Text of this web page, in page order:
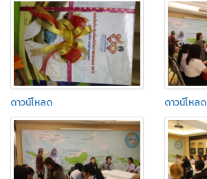
ดาวน์โหลด ดาวน์โหลด